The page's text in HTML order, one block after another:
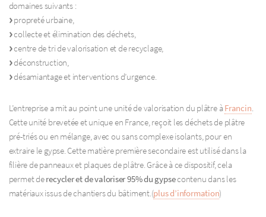
domaines suivants :
propreté urbaine,
collecte et élimination des déchets,
centre de tri de valorisation et de recyclage,
déconstruction,
désamiantage et interventions d’urgence.
L’entreprise a mit au point une unité de valorisation du plâtre àFrancin.
Cette unité brevetée et unique en France, reçoit les déchets de plâtre
pré-triés ou en mélange, avec ou sans complexe isolants, pour en
extraire le gypse. Cette matière première secondaire est utilisé dans la
filière de panneaux et plaques de plâtre. Grâce à ce dispositif, cela
permet derecycler et de valoriser 95% du gypsecontenu dans les
matériaux issus de chantiers du bâtiment.(plus d’information)